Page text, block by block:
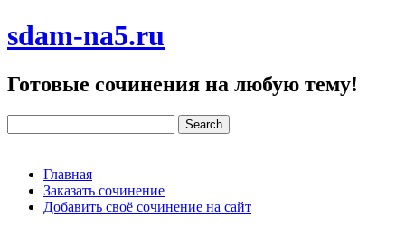
sdam-na5.ru
Готовые сочинения на любую тему!
Главная
Заказать сочинение
Добавить своё сочинение на сайт